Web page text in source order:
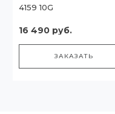
4159 10G
16 490 руб.
ЗАКАЗАТЬ